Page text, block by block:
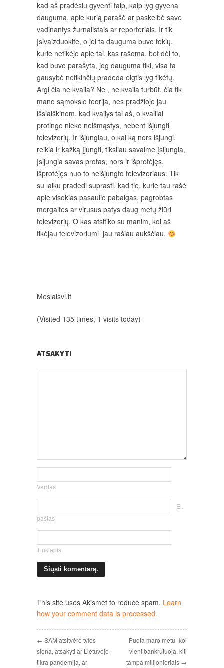
kad aš pradėsiu gyventi taip, kaip lyg gyvena
dauguma, apie kurią parašė ar paskelbė save
vadinantys žurnalistais ar reporteriais. Ir tik
įsivaizduokite, o jei ta dauguma buvo tokių,
kurie netikėjo apie tai, kas rašoma, bet dėl to,
kad buvo parašyta, jog dauguma tiki, visa ta
gausybė netikinčių pradeda elgtis lyg tikėtų.
Argi čia ne kvaila? Ne , ne kvaila turbūt, čia tik
mano sąmokslo teorija, nes pradžioje jau
išsiaiškinom, kad kvailys tai aš, o kvailiai
protingo nieko neišmąstys, nebent išjungti
televizorių. Ir išjungiau, o kai ką nors išjungi,
reikia ir kažką įjungti, tiksliau savaime įsijungia,
įsijungia savas protas, nors ir išprotėjęs,
išprotėjęs nuo to neišjungto televizoriaus. Tik
su laiku pradedi suprasti, kad tie, kurie tau rašė
apie visokias pasaulio pabaigas, pagrobtas
mergaites ar virusus patys daug metų žiūri
televizorių. O kas atsitiko su manim, kol aš
tikėjau televizoriumi jau rašiau aukščiau.
Meslaisvi.lt
(Visited 135 times, 1 visits today)
ATSAKYTI
Vardas
El.
paštas
Tinklapis
This site uses Akismet to reduce spam. Learn
how your comment data is processed.
← SAM atsitvėrė tylos
siena, atsakyti ar Lietuvoje
tikra pandemija, ar
Puota maro metu- kol
vieni bankrutuoja, kiti
tampa milijonieriais →